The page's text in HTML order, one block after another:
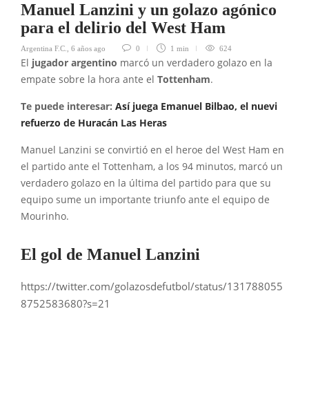
Manuel Lanzini y un golazo agónico
para el delirio del West Ham
Argentina F.C. 6 años ago 0 1 min 624
El jugador argentino marcó un verdadero golazo en la
empate sobre la hora ante el Tottenham.
Te puede interesar: Así juega Emanuel Bilbao, el nuevi
refuerzo de Huracán Las Heras
Manuel Lanzini se convirtió en el heroe del West Ham en
el partido ante el Tottenham, a los 94 minutos, marcó un
verdadero golazo en la última del partido para que su
equipo sume un importante triunfo ante el equipo de
Mourinho.
El gol de Manuel Lanzini
https://twitter.com/golazosdefutbol/status/131788055
8752583680?s=21